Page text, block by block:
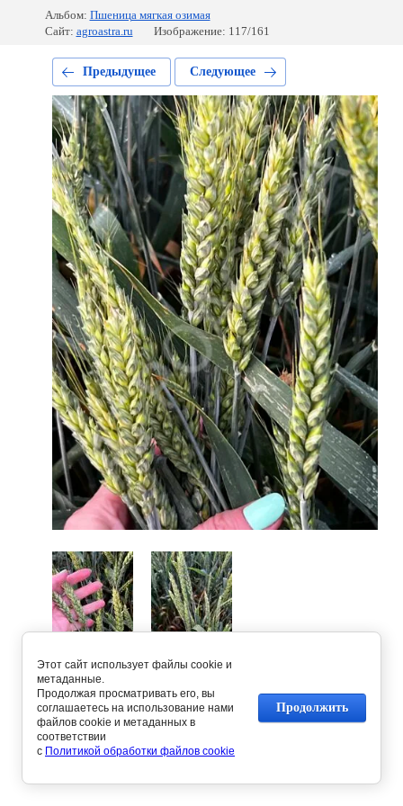
Альбом: Пшеница мягкая озимая
Сайт: agroastra.ru Изображение: 117/161
Предыдущее Следующее
Предыдущее
Вернуться в галерею
Этот сайт использует файлы cookie и
метаданные.
Продолжая просматривать его, вы
соглашаетесь на использование нами
файлов cookie и метаданных в
соответствии
с Политикой обработки файлов cookie
Продолжить